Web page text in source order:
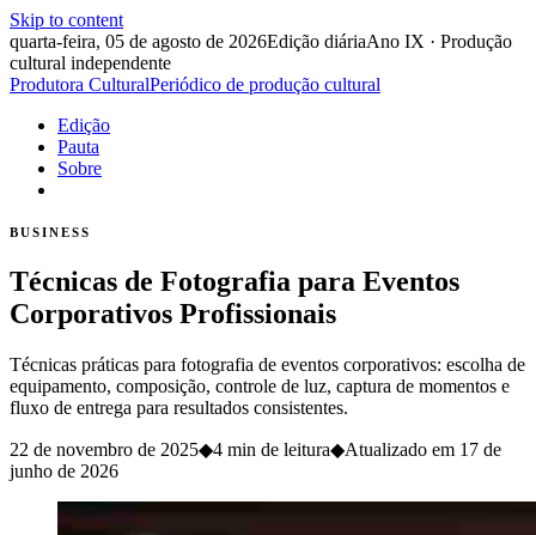
Skip to content
quarta-feira, 05 de agosto de 2026Edição diáriaAno IX · Produção
cultural independente
Produtora CulturalPeriódico de produção cultural
Edição
Pauta
Sobre
BUSINESS
Técnicas de Fotografia para Eventos
Corporativos Profissionais
Técnicas práticas para fotografia de eventos corporativos: escolha de
equipamento, composição, controle de luz, captura de momentos e
fluxo de entrega para resultados consistentes.
22 de novembro de 2025◆4 min de leitura◆Atualizado em 17 de
junho de 2026